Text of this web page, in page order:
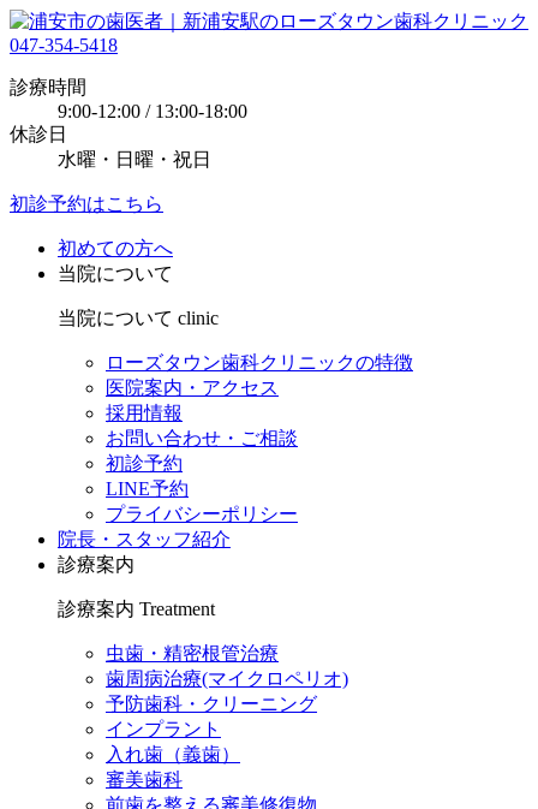
047-354-5418
診療時間
9:00-12:00 / 13:00-18:00
休診日
水曜・日曜・祝日
初診予約はこちら
初めての方へ
当院について
当院について clinic
ローズタウン歯科クリニックの特徴
医院案内・アクセス
採用情報
お問い合わせ・ご相談
初診予約
LINE予約
プライバシーポリシー
院長・スタッフ紹介
診療案内
診療案内 Treatment
虫歯・精密根管治療
歯周病治療(マイクロペリオ)
予防歯科・クリーニング
インプラント
入れ歯（義歯）
審美歯科
前歯を整える審美修復物